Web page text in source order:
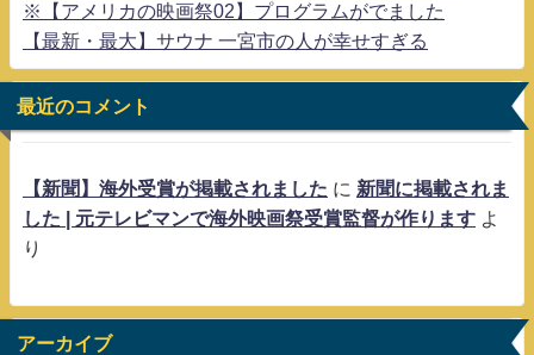
※【アメリカの映画祭02】プログラムがでました
【最新・最大】サウナ 一宮市の人が幸せすぎる
最近のコメント
【新聞】海外受賞が掲載されました に 新聞に掲載されま
した | 元テレビマンで海外映画祭受賞監督が作ります よ
り
アーカイブ